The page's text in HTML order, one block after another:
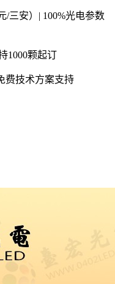
/三安）| 100%光电参数
1000颗起订
费技术方案支持